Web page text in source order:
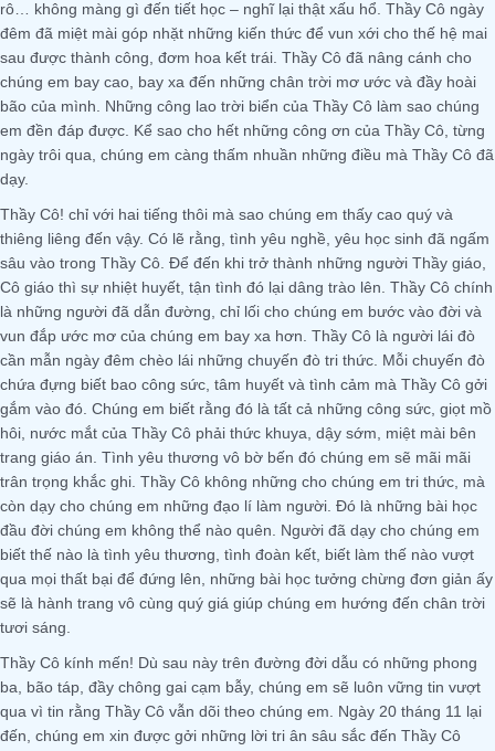
rô… không màng gì đến tiết học – nghĩ lại thật xấu hổ. Thầy Cô ngày
đêm đã miệt mài góp nhặt những kiến thức để vun xới cho thế hệ mai
sau được thành công, đơm hoa kết trái. Thầy Cô đã nâng cánh cho
chúng em bay cao, bay xa đến những chân trời mơ ước và đầy hoài
bão của mình. Những công lao trời biển của Thầy Cô làm sao chúng
em đền đáp được. Kể sao cho hết những công ơn của Thầy Cô, từng
ngày trôi qua, chúng em càng thấm nhuần những điều mà Thầy Cô đã
dạy.
Thầy Cô! chỉ với hai tiếng thôi mà sao chúng em thấy cao quý và
thiêng liêng đến vậy. Có lẽ rằng, tình yêu nghề, yêu học sinh đã ngấm
sâu vào trong Thầy Cô. Để đến khi trở thành những người Thầy giáo,
Cô giáo thì sự nhiệt huyết, tận tình đó lại dâng trào lên. Thầy Cô chính
là những người đã dẫn đường, chỉ lối cho chúng em bước vào đời và
vun đắp ước mơ của chúng em bay xa hơn. Thầy Cô là người lái đò
cần mẫn ngày đêm chèo lái những chuyến đò tri thức. Mỗi chuyến đò
chứa đựng biết bao công sức, tâm huyết và tình cảm mà Thầy Cô gởi
gắm vào đó. Chúng em biết rằng đó là tất cả những công sức, giọt mồ
hôi, nước mắt của Thầy Cô phải thức khuya, dậy sớm, miệt mài bên
trang giáo án. Tình yêu thương vô bờ bến đó chúng em sẽ mãi mãi
trân trọng khắc ghi. Thầy Cô không những cho chúng em tri thức, mà
còn dạy cho chúng em những đạo lí làm người. Đó là những bài học
đầu đời chúng em không thể nào quên. Người đã dạy cho chúng em
biết thế nào là tình yêu thương, tình đoàn kết, biết làm thế nào vượt
qua mọi thất bại để đứng lên, những bài học tưởng chừng đơn giản ấy
sẽ là hành trang vô cùng quý giá giúp chúng em hướng đến chân trời
tươi sáng.
Thầy Cô kính mến! Dù sau này trên đường đời dẫu có những phong
ba, bão táp, đầy chông gai cạm bẫy, chúng em sẽ luôn vững tin vượt
qua vì tin rằng Thầy Cô vẫn dõi theo chúng em. Ngày 20 tháng 11 lại
đến, chúng em xin được gởi những lời tri ân sâu sắc đến Thầy Cô